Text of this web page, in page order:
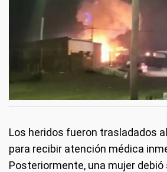
Los heridos fueron trasladados
para recibir atención médica
Posteriormente, una mujer debió